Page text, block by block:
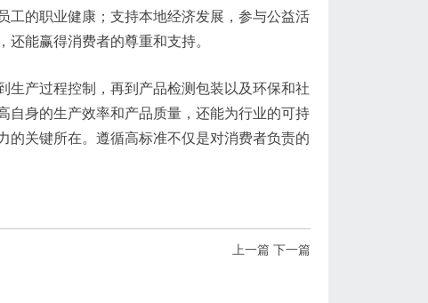
工的职业健康；支持本地经济发展，参与公益活
能赢得消费者的尊重和支持。
生产过程控制，再到产品检测包装以及环保和社
自身的生产效率和产品质量，还能为行业的可持
的关键所在。遵循高标准不仅是对消费者负责的
上一篇 下一篇